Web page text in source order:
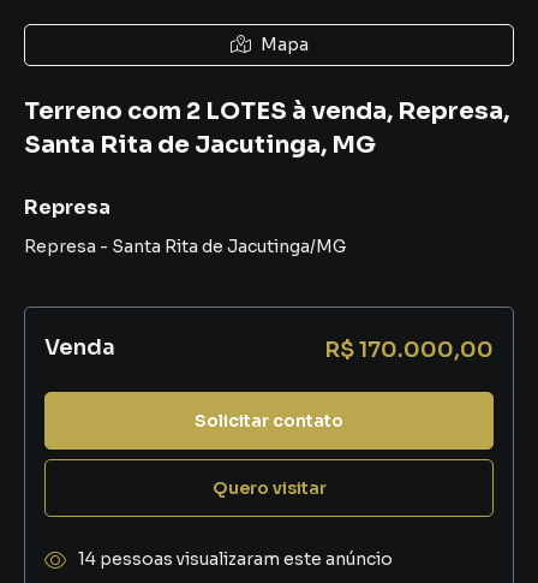
Mapa
Terreno com 2 LOTES à venda, Represa,
Santa Rita de Jacutinga, MG
Represa
Represa - Santa Rita de Jacutinga/MG
Venda R$ 170.000,00
Solicitar contato
Quero visitar
14 pessoas visualizaram este anúncio